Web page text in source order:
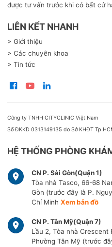
được tư vấn trước khi có bất cứ
LIÊN KẾT NHANH
> Giới thiệu
> Các chuyên khoa
> Tin tức
Công ty TNHH CITYCLINIC Việt Nam
Số ĐKKD 0313149135 do Sở KHĐT
HỆ THỐNG PHÒNG
CN P. Sài Gòn(Quận 1)
Tòa nhà Tasco, 66-68
Gòn (trước đây là P.
Chí Minh Xem bản đồ
CN P. Tân Mỹ(Quận 7)
Lầu 2, Tòa nhà Crescent
Phường Tân Mỹ (trước